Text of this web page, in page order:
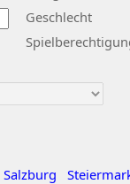
Geschlecht
Salzburg